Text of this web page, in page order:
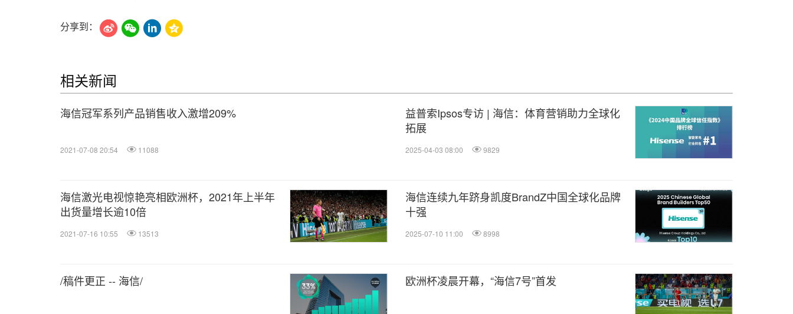
分享到：
相关新闻
海信冠军系列产品销售收入激增209%
2021-07-08 20:54 11088
益普索Ipsos专访 | 海信：体育营销助力全球化
拓展
2025-04-03 08:00 9829
海信激光电视惊艳亮相欧洲杯，2021年上半年
出货量增长逾10倍
2021-07-16 10:55 13513
海信连续九年跻身凯度BrandZ中国全球化品牌
十强
2025-07-10 11:00 8998
/稿件更正 -- 海信/ 欧洲杯凌晨开幕，“海信7号”首发